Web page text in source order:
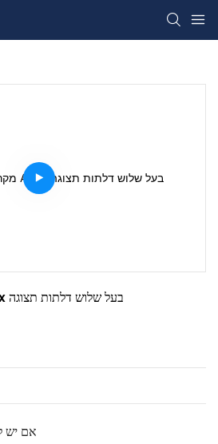
סדרת G3C | מקרר Apex בעל שלוש דלתות תצוגה
אם יש